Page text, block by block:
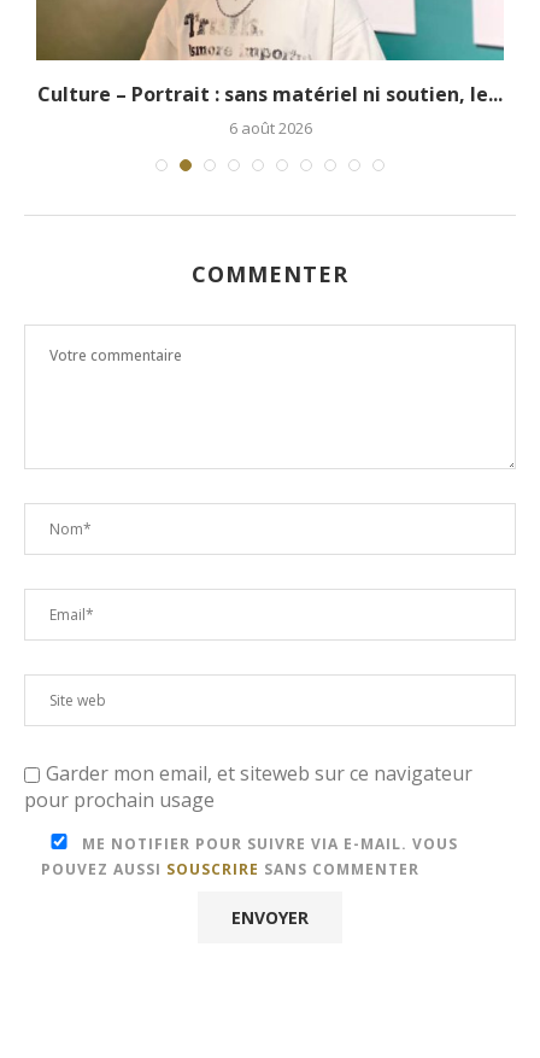
Culture – Portrait : sans matériel ni soutien, le...
6 août 2026
COMMENTER
Garder mon email, et siteweb sur ce navigateur
pour prochain usage
ME NOTIFIER POUR SUIVRE VIA E-MAIL. VOUS
POUVEZ AUSSI SOUSCRIRE SANS COMMENTER